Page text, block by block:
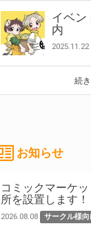
イベン
内
2025.11.22
続
お知らせ
コミックマーケ
所を設置します！
2026.08.08 サークル様向